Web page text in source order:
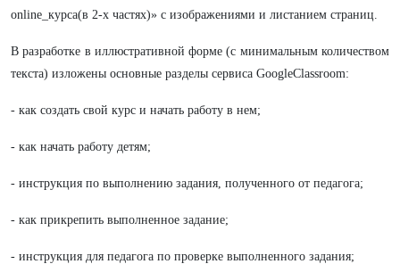
online_курса(в 2-х частях)» с изображениями и листанием страниц.
В разработке в иллюстративной форме (с минимальным количеством
текста) изложены основные разделы сервиса GoogleClassroom:
- как создать свой курс и начать работу в нем;
- как начать работу детям;
- инструкция по выполнению задания, полученного от педагога;
- как прикрепить выполненное задание;
- инструкция для педагога по проверке выполненного задания;